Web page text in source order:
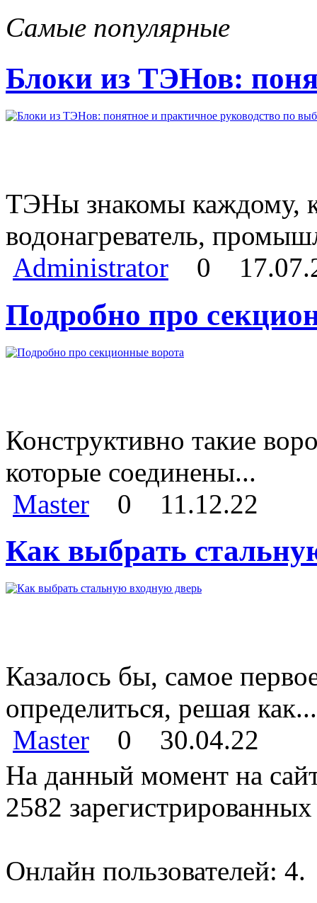
Самые популярные
Блоки из ТЭНов:
ТЭНы знакомы каждому,
водонагреватель,
Administrator
0
Подробно про
Конструктивно такие
которые соединены...
Master
0 11.12.22
Как выбрать
Казалось бы, самое
определиться, решая как...
Master
0
30.04.22
На данный момент на
2582 зарегистрированных
Онлайн пользователей: 4.